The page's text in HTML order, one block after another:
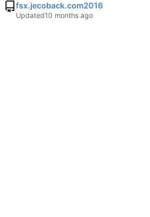
fsx.jecoback.com2016
Updated